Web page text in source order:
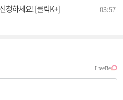
청하세요! [클릭K+] 03:57